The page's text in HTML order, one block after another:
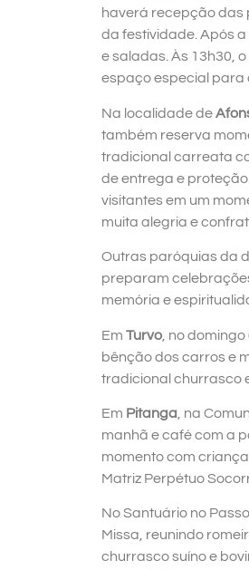
haverá recepção das
da festividade. Após
e saladas. Às 13h30,
espaço especial para
Na localidade de
também reserva
tradicional carreata
de entrega e
visitantes em um
muita alegria e
Outras paróquias da
preparam
memória e
Em Turvo , no
bênção dos carros e
tradicional churrasco
Em Pitanga , na
manhã e café com a
momento com
Matriz Perpétuo
No Santuário no
Missa, reunindo
churrasco suíno e